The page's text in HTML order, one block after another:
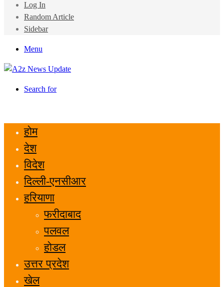
Log In
Random Article
Sidebar
Menu
Search for
होम
देश
विदेश
दिल्ली-एनसीआर
हरियाणा
फरीदाबाद
पलवल
होडल
उत्तर प्रदेश
खेल